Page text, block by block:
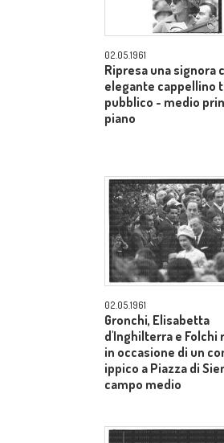
02.05.1961
Ripresa una signora
elegante cappellino
pubblico - medio
piano
02.05.1961
Gronchi, Elisabetta
d'Inghilterra e Folchi
in occasione di un
ippico a Piazza di
campo medio